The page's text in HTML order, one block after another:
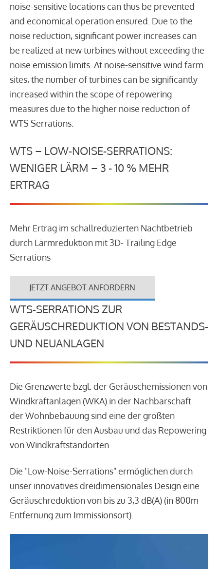
noise-sensitive locations can thus be prevented
and economical operation ensured. Due to the
noise reduction, significant power increases can
be realized at new turbines without exceeding the
noise emission limits. At noise-sensitive wind farm
sites, the number of turbines can be significantly
increased within the scope of repowering
measures due to the higher noise reduction of
WTS Serrations.
WTS – LOW-NOISE-SERRATIONS:
WENIGER LÄRM – 3 - 10 % MEHR
ERTRAG
Mehr Ertrag im schallreduzierten Nachtbetrieb
durch Lärmreduktion mit 3D- Trailing Edge
Serrations
JETZT ANGEBOT ANFORDERN
WTS-SERRATIONS ZUR
GERÄUSCHREDUKTION VON BESTANDS-
UND NEUANLAGEN
Die Grenzwerte bzgl. der Geräuschemissionen von
Windkraftanlagen (WKA) in der Nachbarschaft
der Wohnbebauung sind eine der größten
Restriktionen für den Ausbau und das Repowering
von Windkraftstandorten.
Die "Low-Noise-Serrations" ermöglichen durch
unser innovatives dreidimensionales Design eine
Geräuschreduktion von bis zu 3,3 dB(A) (in 800m
Entfernung zum Immissionsort).